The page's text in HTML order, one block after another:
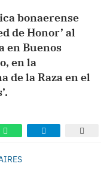
bonaerense
de Honor’ al
en Buenos
en la
de la Raza en el